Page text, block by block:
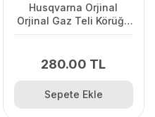
Husqvarna Orjinal
Orjinal Gaz Teli Körüğü
280.00 TL
Sepete Ekle